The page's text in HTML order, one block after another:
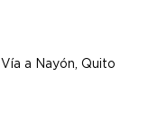
a Nayón, Quito